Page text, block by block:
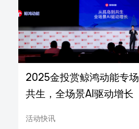
2025金投赏鲸鸿动能专
共生，全场景AI驱动增长
活动快讯